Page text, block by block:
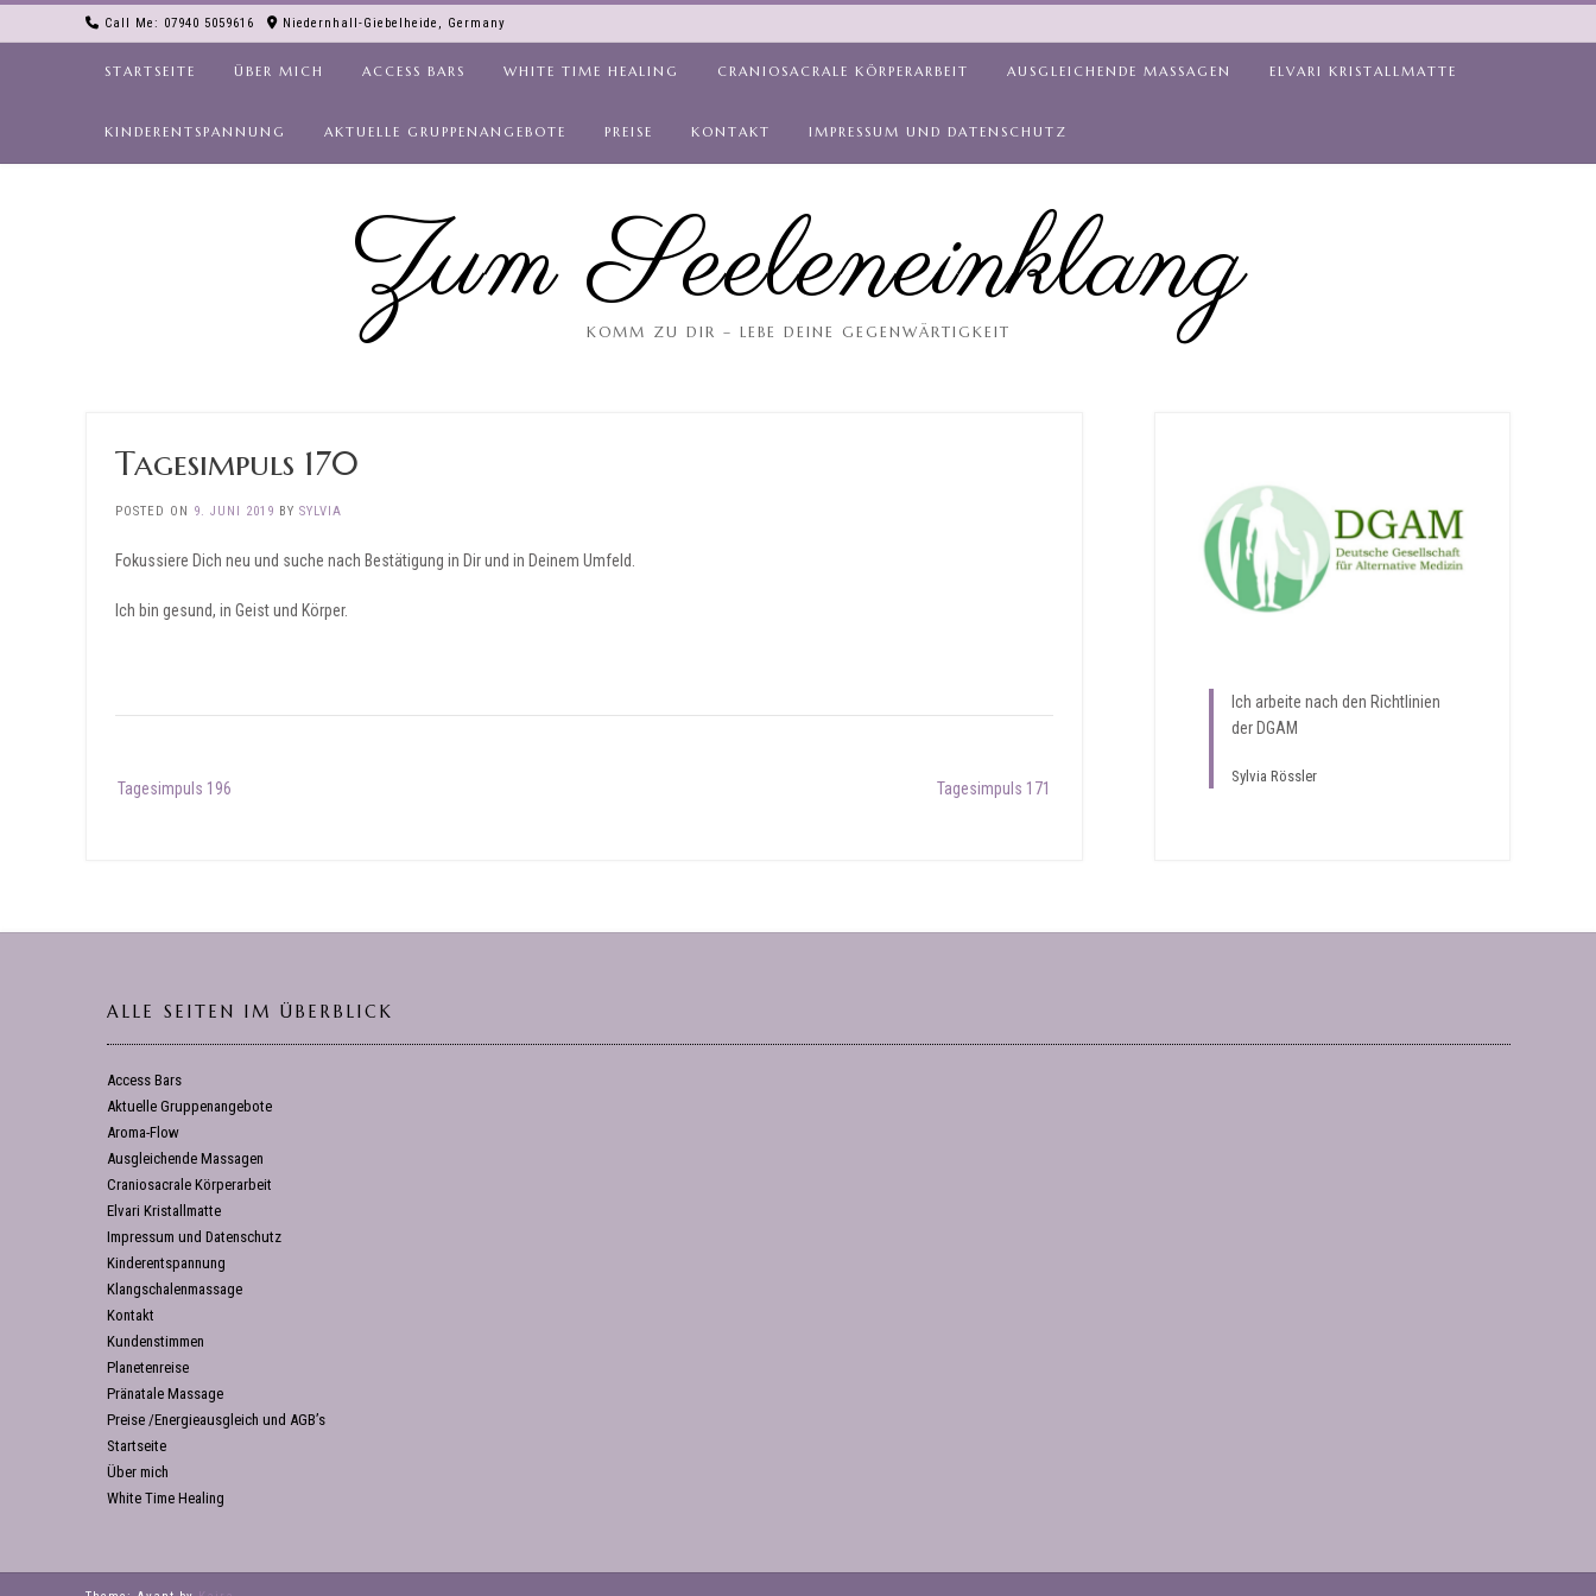
Call Me: 07940 5059616 Niedernhall-Giebelheide, Germany
STARTSEITE ÜBER MICH ACCESS BARS WHITE TIME HEALING CRANIOSACRALE KÖRPERARBEIT AUSGLEICHENDE MASSAGEN ELVARI KRISTALLMATTE
KINDERENTSPANNUNG AKTUELLE GRUPPENANGEBOTE PREISE KONTAKT IMPRESSUM UND DATENSCHUTZ
Zum Seeleneinklang
KOMM ZU DIR – LEBE DEINE GEGENWÄRTIGKEIT
Tagesimpuls 170
POSTED ON 9. JUNI 2019 BY SYLVIA
Fokussiere Dich neu und suche nach Bestätigung in Dir und in Deinem Umfeld.
Ich bin gesund, in Geist und Körper.
navigation
Tagesimpuls 196 Tagesimpuls 171
Ich arbeite nach den Richtlinien
der DGAM
Sylvia Rössler
ALLE SEITEN IM ÜBERBLICK
Access Bars
Aktuelle Gruppenangebote
Aroma-Flow
Ausgleichende Massagen
Craniosacrale Körperarbeit
Elvari Kristallmatte
Impressum und Datenschutz
Kinderentspannung
Klangschalenmassage
Kontakt
Kundenstimmen
Planetenreise
Pränatale Massage
Preise /Energieausgleich und AGB’s
Startseite
Über mich
White Time Healing